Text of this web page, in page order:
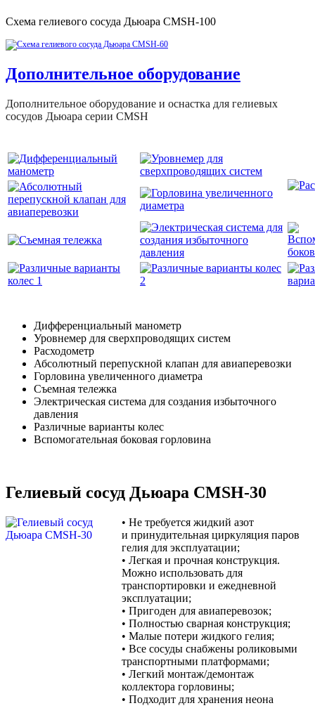
Схема гелиевого сосуда Дьюара CMSH-100
Дополнительное оборудование
Дополнительное оборудование и оснастка для гелиевых
сосудов Дьюара серии CMSH
Дифференциальный манометр
Уровнемер для сверхпроводящих систем
Расходометр
Абсолютный перепускной клапан для авиаперевозки
Горловина увеличенного диаметра
Съемная тележка
Электрическая система для создания избыточного
давления
Различные варианты колес
Вспомогательная боковая горловина
Гелиевый сосуд Дьюара CMSH-30
• Не требуется жидкий азот
и принудительная циркуляция паров
гелия для эксплуатации;
• Легкая и прочная конструкция.
Можно использовать для
транспортировки и ежедневной
эксплуатации;
• Пригоден для авиаперевозок;
• Полностью сварная конструкция;
• Малые потери жидкого гелия;
• Все сосуды снабжены роликовыми
транспортными платформами;
• Легкий монтаж/демонтаж
коллектора горловины;
• Подходит для хранения неона